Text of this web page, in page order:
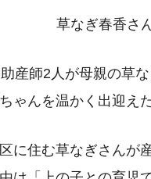
草なぎ春香さ
産師2人が母親の草
ゃんを温かく出迎えた
に住む草なぎさんが